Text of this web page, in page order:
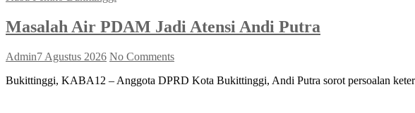
Masalah Air PDAM Jadi Atensi Andi Putra
Admin7 Agustus 2026 No Comments
Bukittinggi, KABA12 – Anggota DPRD Kota Bukittinggi, Andi Putra sorot persoalan